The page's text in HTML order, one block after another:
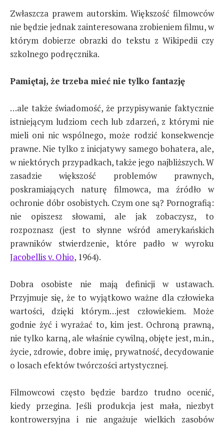
Zwłaszcza prawem autorskim. Większość filmowców
nie będzie jednak zainteresowana zrobieniem filmu, w
którym dobierze obrazki do tekstu z Wikipedii czy
szkolnego podręcznika.
Pamiętaj, że trzeba mieć nie tylko fantazję
…ale także świadomość, że przypisywanie faktycznie
istniejącym ludziom cech lub zdarzeń, z którymi nie
mieli oni nic wspólnego, może rodzić konsekwencje
prawne. Nie tylko z inicjatywy samego bohatera, ale,
w niektórych przypadkach, także jego najbliższych. W
zasadzie większość problemów prawnych,
poskramiających naturę filmowca, ma źródło w
ochronie dóbr osobistych. Czym one są? Pornografią:
nie opiszesz słowami, ale jak zobaczysz, to
rozpoznasz (jest to słynne wśród amerykańskich
prawników stwierdzenie, które padło w wyroku
Jacobellis v. Ohio, 1964).
Dobra osobiste nie mają definicji w ustawach.
Przyjmuje się, że to wyjątkowo ważne dla człowieka
wartości, dzięki którym…jest człowiekiem. Może
godnie żyć i wyrażać to, kim jest. Ochroną prawną,
nie tylko karną, ale właśnie cywilną, objęte jest, m.in.,
życie, zdrowie, dobre imię, prywatność, decydowanie
o losach efektów twórczości artystycznej.
Filmowcowi często będzie bardzo trudno ocenić,
kiedy przegina. Jeśli produkcja jest mała, niezbyt
kontrowersyjna i nie angażuje wielkich zasobów